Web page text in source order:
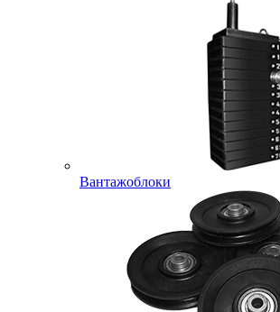
Вантажоблоки